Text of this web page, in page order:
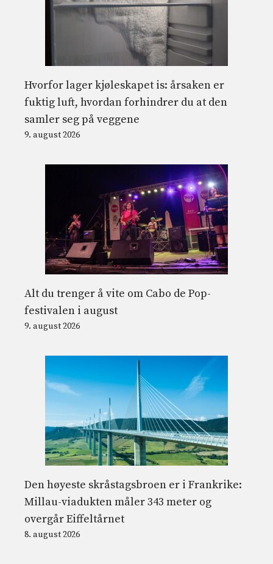
Hvorfor lager kjøleskapet is: årsaken er
fuktig luft, hvordan forhindrer du at den
samler seg på veggene
9. august 2026
Alt du trenger å vite om Cabo de Pop-
festivalen i august
9. august 2026
Den høyeste skråstagsbroen er i Frankrike:
Millau-viadukten måler 343 meter og
overgår Eiffeltårnet
8. august 2026